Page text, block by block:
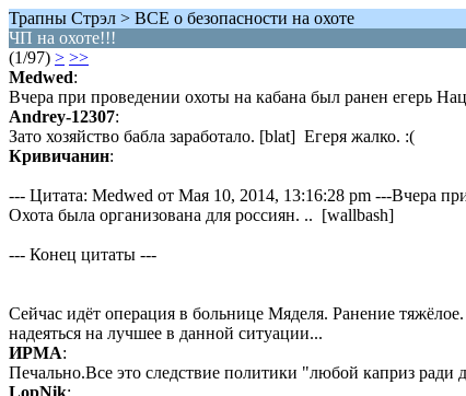
Трапны Стрэл > ВСЕ о безопасности на охоте
ЧП на охоте!!!
(1/97) > >>
Medwed:
Вчера при проведении охоты на кабана был ранен егерь
Andrey-12307:
Зато хозяйство бабла заработало. [blat] Егеря жалко. :(
Кривичанин:
--- Цитата: Medwed от Мая 10, 2014, 13:16:28 pm ---Вчера
Охота была организована для россиян. .. [wallbash]
--- Конец цитаты ---
Сейчас идёт операция в больнице Мяделя. Ранение
надеяться на лучшее в данной ситуации...
ИРМА:
Печально.Все это следствие политики "любой каприз ради
LopNik: